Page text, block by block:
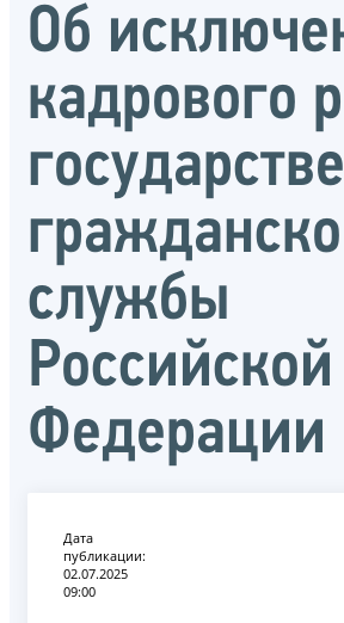
Об
кадрового
службы
Российской
Федерации
Дата
публикации:
02.07.2025
09:00